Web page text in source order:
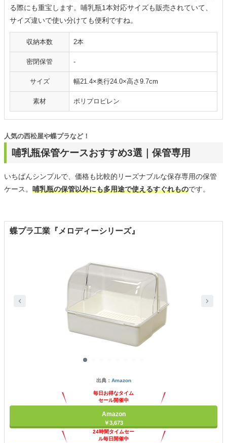
る際にも重宝します。哺乳瓶1本対応サイズも販売されていて、
サイズ違いで使い分けても便利ですね。
収納本数 2本
密閉保管 -
サイズ 幅21.4×奥行24.0×高さ9.7cm
素材 ポリプロピレン
哺乳瓶保管ケースおすすめ3選｜保管専用
人気の西松屋や蝶プラなど！
いちばんシンプルで、価格も比較的リーズナブルな保存専用の保管
ケース。 哺乳瓶の保管以外にも多用途で使えるすぐれものです。
蝶プラ工業『メロディーシリーズ』
出典： Amazon
毎日お得なタイム
セール開催中
Amazon
￥3,673
24時間タイムセー
ル毎日開催中